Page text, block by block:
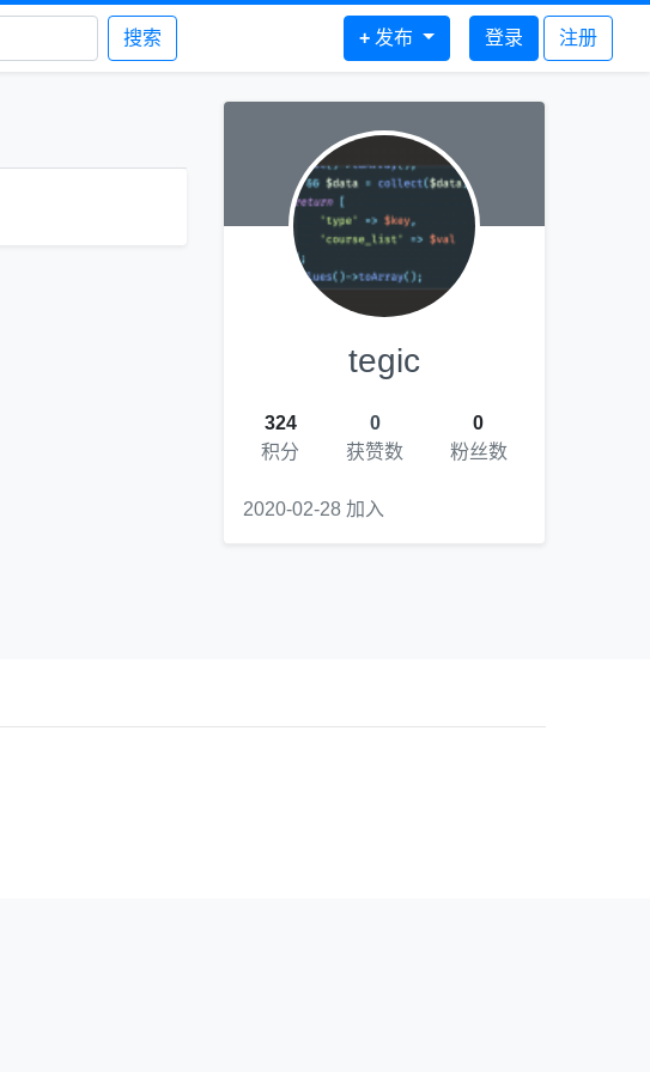
搜索 + 发布 登录 注册
tegic
324
积分
0
获赞数
0
粉丝数
2020-02-28 加入